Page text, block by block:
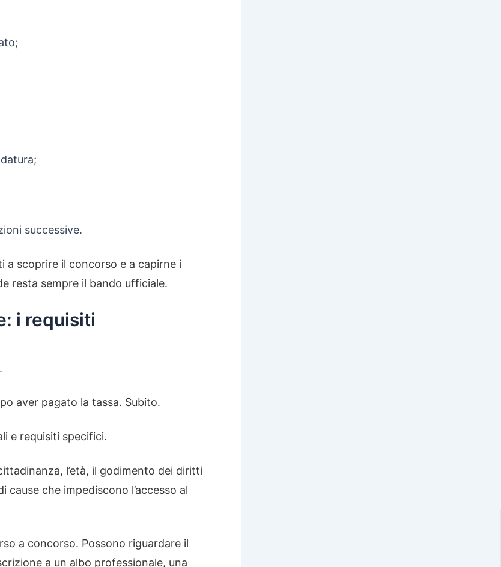
successive.
scoprire il concorso e a capirne i
resta sempre il bando ufficiale.
i requisiti
aver pagato la tassa. Subito.
e requisiti specifici.
l’età, il godimento dei diritti
cause che impediscono l’accesso al
a concorso. Possono riguardare il
a un albo professionale, una